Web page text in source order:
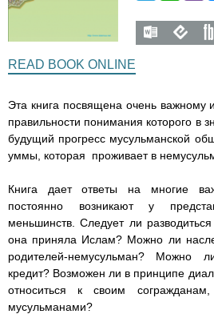
l
m
a
p
b
q
h
_
o
f
_
q
h
_
o
f
_
q
h
_
o
_
READ BOOK ONLINE
Эта книга посвящена очень важному
правильности понимания которого в
будущий прогресс мусульманской
уммы, которая проживает в
Книга дает ответы на многие
постоянно возникают у
меньшинств. Следует ли
она приняла Ислам? Можно ли
родителей-немусульман? Можно
кредит? Возможен ли в принципе
относиться к своим
мусульманами?